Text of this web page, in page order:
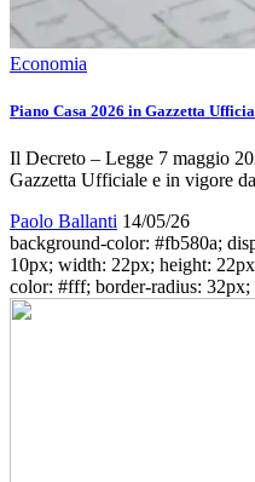
Economia
Piano Casa 2026 in Gazzetta
Il Decreto – Legge 7 maggio
Gazzetta Ufficiale e in vigore
Paolo Ballanti 14/05/26
background-color: #fb580a;
10px; width: 22px; height:
color: #fff; border-radius: 32px;